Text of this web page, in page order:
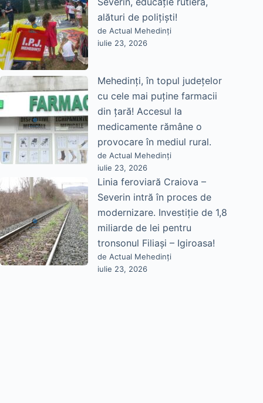
alături de polițiști!
de Actual Mehedinți
iulie 23, 2026
Mehedinți, în topul județelor
cu cele mai puține farmacii
din țară! Accesul la
medicamente rămâne o
provocare în mediul rural.
de Actual Mehedinți
iulie 23, 2026
Linia feroviară Craiova –
Severin intră în proces de
modernizare. Investiție de 1,8
miliarde de lei pentru
tronsonul Filiași – Igiroasa!
de Actual Mehedinți
iulie 23, 2026